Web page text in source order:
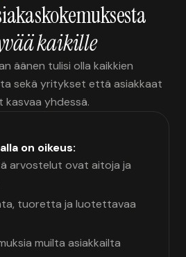
kaikille
äänen tulisi olla kaikkien
sekä yritykset että asiakkaat
kasvaa yhdessä.
on oikeus:
arvostelut ovat aitoja ja
tuoretta ja luotettavaa
muilta asiakkailta